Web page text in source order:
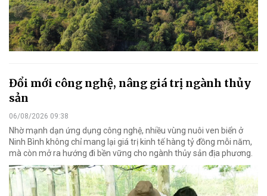
Đổi mới công nghệ, nâng giá trị ngành thủy
sản
06/08/2026 09:38
Nhờ mạnh dạn ứng dụng công nghệ, nhiều vùng nuôi ven biển ở
Ninh Bình không chỉ mang lại giá trị kinh tế hàng tỷ đồng mỗi năm,
mà còn mở ra hướng đi bền vững cho ngành thủy sản địa phương.